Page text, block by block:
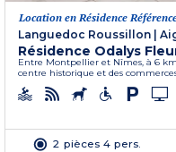
Location en Résidence
Languedoc Roussillon |
Résidence Odalys
Entre Montpellier et Nîmes, à 6
centre historique et des
2 pièces 4 pers.